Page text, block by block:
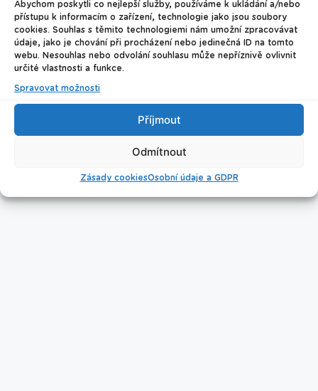
Abychom poskytli co nejlepší služby, používáme k ukládání a/nebo
přístupu k informacím o zařízení, technologie jako jsou soubory
cookies. Souhlas s těmito technologiemi nám umožní zpracovávat
údaje, jako je chování při procházení nebo jedinečná ID na tomto
webu. Nesouhlas nebo odvolání souhlasu může nepříznivě ovlivnit
určité vlastnosti a funkce.
Spravovat možnosti
Příjmout
Odmítnout
Zásady cookiesOsobní údaje a GDPR
© 2026 Plavecké centrum Oceán
Nastavení cookies
Úklid bazénu